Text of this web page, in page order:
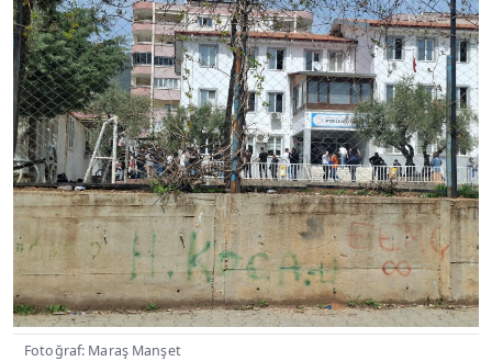
Fotoğraf: Maraş Manşet